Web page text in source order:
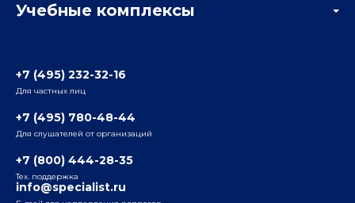
Учебные комплексы
Радио
ул. Радио, д.24, корпус 1, 2-й подъезд, 2-й этаж
ул. Воронцовская, д. 35Б, корп.2, 5-й этаж
Информация о центре
+7 (495) 232-32-16
Для частных лиц
+7 (495) 780-48-44
Для слушателей от организаций
+7 (800) 444-28-35
Тех. поддержка
info@specialist.ru